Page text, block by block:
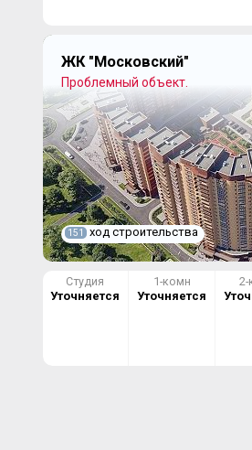
ЖК "Московский"
Проблемный объект.
151 ход строительства
Студия
Уточняется
1-комн
Уточняется
2-